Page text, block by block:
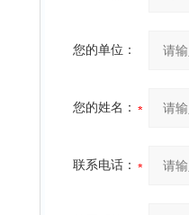
您的单位：
您的姓名：
联系电话：